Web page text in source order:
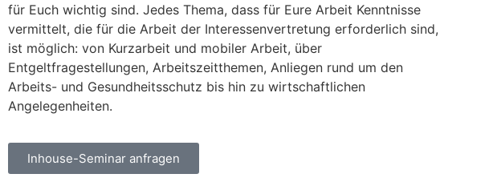
für Euch wichtig sind. Jedes Thema, dass für Eure Arbeit Kenntnisse
vermittelt, die für die Arbeit der Interessenvertretung erforderlich sind,
ist möglich: von Kurzarbeit und mobiler Arbeit, über
Entgeltfragestellungen, Arbeitszeitthemen, Anliegen rund um den
Arbeits- und Gesundheitsschutz bis hin zu wirtschaftlichen
Angelegenheiten.
Inhouse-Seminar anfragen